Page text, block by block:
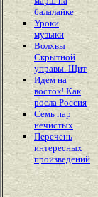
балалайке
Уроки
музыки
Волхвы
Скрытной
управы. Щит
Идем на
восток! Как
росла Россия
Семь пар
нечистых
Перечень
интересных
произведений